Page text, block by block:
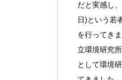
だと実感し
日)という若
を行ってき
立環境研究
として環境